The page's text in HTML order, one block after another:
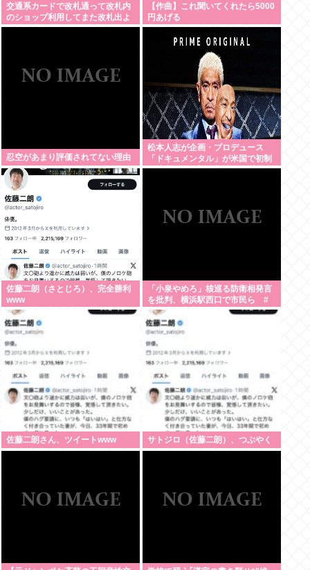
交通系カードで改札通って改札内
のショップ利用してまた改札出よ
うとしたら出られなくてワロタ
【作曲】これ聞いてくれたら5000
円あげる
忍空があまり評価されてない理由
松本人志が企画・プロデュース
「ドキュメンタル」が米国で初制
作決定 シンプルな設定に国境超え
佐藤二朗（さとじろ）、完全勝利
www
「小泉やめろ」核巡る防衛相発言
を批判、横浜駅西口で市民ら #
高市小泉麻生めちゃくちゃじゃん
ニュースdeプロテスト
佐藤二朗さん、ツイートwww サトジロ（佐藤二朗）、つぶやく